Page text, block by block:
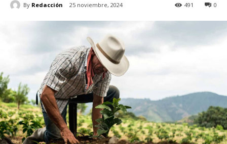
By Redacción 25 noviembre, 2024 0
491